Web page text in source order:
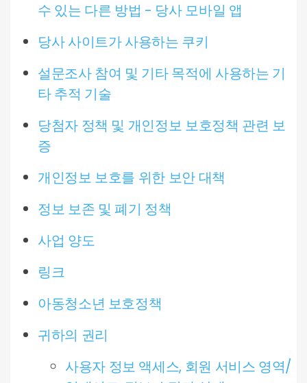
수 있는 다른 방법 - 당사 모바일 앱
당사 사이트가 사용하는 쿠키
설문조사 참여 및 기타 목적에 사용하는 기
타 추적 기술
당첨자 정책 및 개인정보 보호정책 관련 보
증
개인정보 보호를 위한 보안 대책
정보 보존 및 폐기 정책
사업 양도
링크
아동청소년 보호정책
귀하의 권리
사용자 정보 액세스, 회원 서비스 영역/